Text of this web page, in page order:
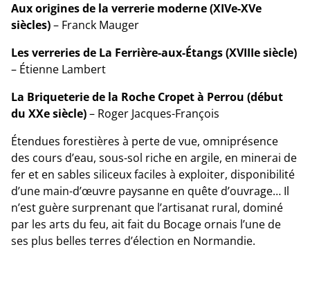
Aux origines de la verrerie moderne (XIVe-XVe
siècles)– Franck Mauger
Les verreries de La Ferrière-aux-Étangs (XVIIIe siècle)
– Étienne Lambert
La Briqueterie de la Roche Cropet à Perrou (début
du XXe siècle)– Roger Jacques-François
Étendues forestières à perte de vue, omniprésence
des cours d’eau, sous-sol riche en argile, en minerai de
fer et en sables siliceux faciles à exploiter, disponibilité
d’une main-d’œuvre paysanne en quête d’ouvrage… Il
n’est guère surprenant que l’artisanat rural, dominé
par les arts du feu, ait fait du Bocage ornais l’une de
ses plus belles terres d’élection en Normandie.